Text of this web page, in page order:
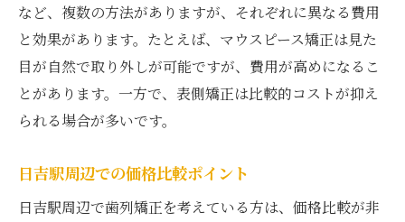
など、複数の方法がありますが、それぞれに異なる費用
と効果があります。たとえば、マウスピース矯正は見た
目が自然で取り外しが可能ですが、費用が高めになるこ
とがあります。一方で、表側矯正は比較的コストが抑え
られる場合が多いです。
日吉駅周辺での価格比較ポイント
日吉駅周辺で歯列矯正を考えている方は、価格比較が非